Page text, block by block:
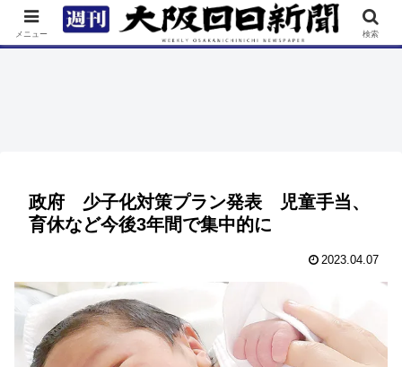
TOP 特集 ニュース 連載 街ネタ イベント
政府 少子化対策プラン発表 児童手当、
育休など今後3年間で集中的に
2023.04.07
メニュー 検索